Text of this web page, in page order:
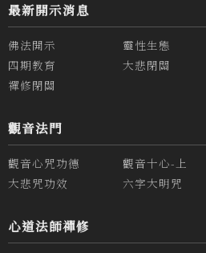
最新開示消息
佛法開示 靈性生態
四期教育
大悲閉關
禪修閉關
觀音法門
觀音心咒功德 觀音十心-上
大悲咒功效
六字大明咒
心道法師禪修